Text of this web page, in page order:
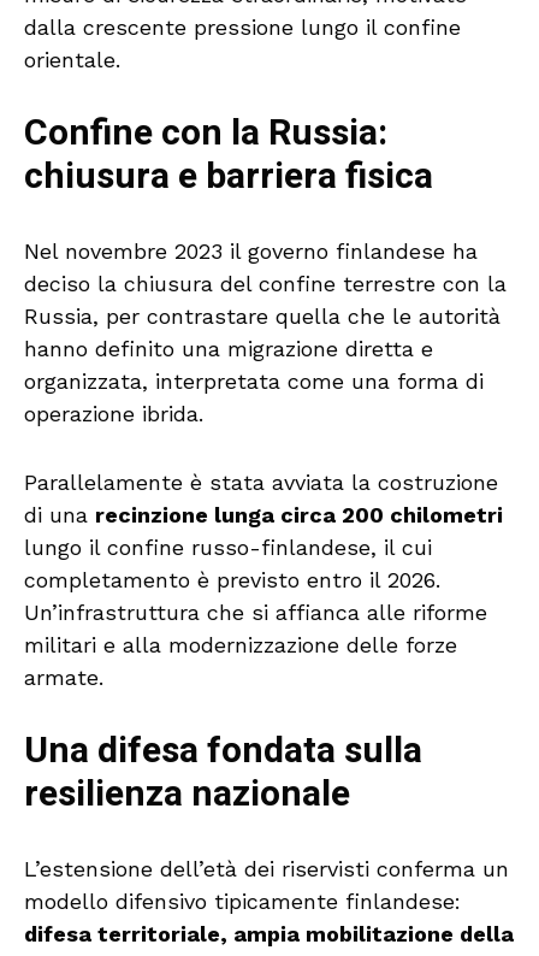
dalla crescente pressione lungo il confine
orientale.
Confine con la Russia:
chiusura e barriera fisica
Nel novembre 2023 il governo finlandese ha
deciso la chiusura del confine terrestre con la
Russia, per contrastare quella che le autorità
hanno definito una migrazione diretta e
organizzata, interpretata come una forma di
operazione ibrida.
Parallelamente è stata avviata la costruzione
di una recinzione lunga circa 200 chilometri
lungo il confine russo-finlandese, il cui
completamento è previsto entro il 2026.
Un’infrastruttura che si affianca alle riforme
militari e alla modernizzazione delle forze
armate.
Una difesa fondata sulla
resilienza nazionale
L’estensione dell’età dei riservisti conferma un
modello difensivo tipicamente finlandese:
difesa territoriale, ampia mobilitazione della